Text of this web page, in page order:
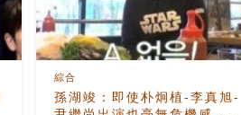
孫湖竣：即使朴炯植-李真旭-
綜合